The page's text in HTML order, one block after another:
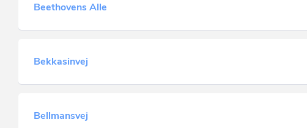
Beethovens Alle
Bekkasinvej
Bellmansvej